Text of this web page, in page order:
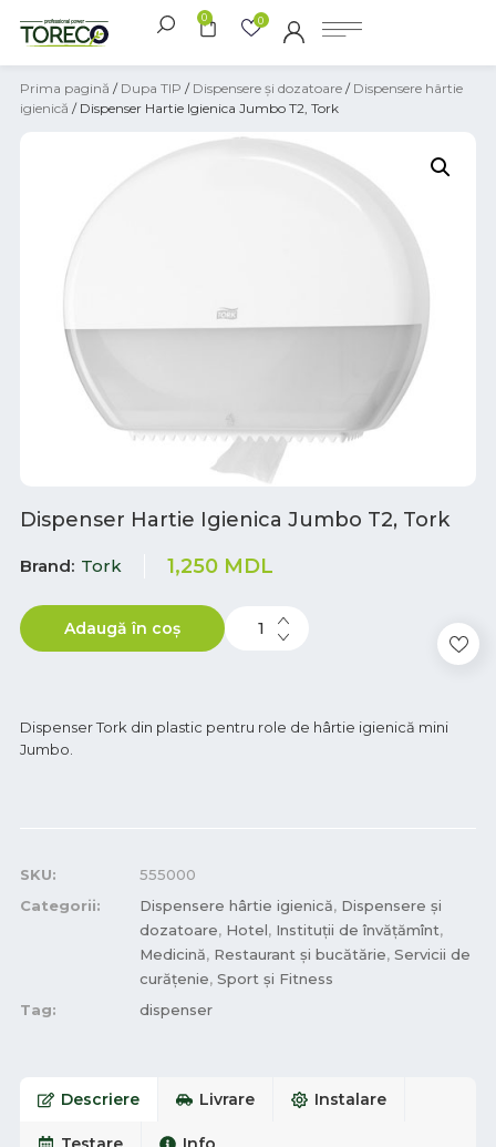
0 0
Prima pagină / Dupa TIP / Dispensere și dozatoare / Dispensere hârtie
igienică / Dispenser Hartie Igienica Jumbo T2, Tork
Dispenser Hartie Igienica Jumbo T2, Tork
Brand Tork 1,250 MDL
Adaugă în coș
Dispenser Tork din plastic pentru role de hârtie igienică mini
Jumbo.
SKU:
555000
Categorii:
Dispensere hârtie igienică, Dispensere și
dozatoare, Hotel, Instituții de învățămînt,
Medicină, Restaurant și bucătărie, Servicii de
curățenie, Sport și Fitness
Tag:
dispenser
Descriere Livrare Instalare